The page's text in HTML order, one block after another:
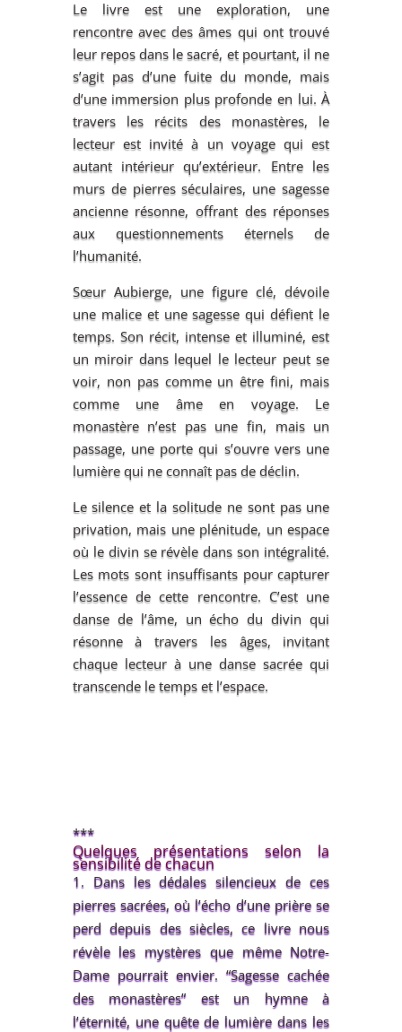
Le livre est une exploration, une
rencontre avec des âmes qui ont trouvé
leur repos dans le sacré, et pourtant, il ne
s’agit pas d’une fuite du monde, mais
d’une immersion plus profonde en lui. À
travers les récits des monastères, le
lecteur est invité à un voyage qui est
autant intérieur qu’extérieur. Entre les
murs de pierres séculaires, une sagesse
ancienne résonne, offrant des réponses
aux questionnements éternels de
l’humanité.
Sœur Aubierge, une figure clé, dévoile
une malice et une sagesse qui défient le
temps. Son récit, intense et illuminé, est
un miroir dans lequel le lecteur peut se
voir, non pas comme un être fini, mais
comme une âme en voyage. Le
monastère n’est pas une fin, mais un
passage, une porte qui s’ouvre vers une
lumière qui ne connaît pas de déclin.
Le silence et la solitude ne sont pas une
privation, mais une plénitude, un espace
où le divin se révèle dans son intégralité.
Les mots sont insuffisants pour capturer
l’essence de cette rencontre. C’est une
danse de l’âme, un écho du divin qui
résonne à travers les âges, invitant
chaque lecteur à une danse sacrée qui
transcende le temps et l’espace.
***
Quelques présentations selon la
sensibilité de chacun
Dans les dédales silencieux de ces
pierres sacrées, où l’écho d’une prière se
perd depuis des siècles, ce livre nous
révèle les mystères que même Notre-
Dame pourrait envier. “Sagesse cachée
des monastères” est un hymne à
l’éternité, une quête de lumière dans les